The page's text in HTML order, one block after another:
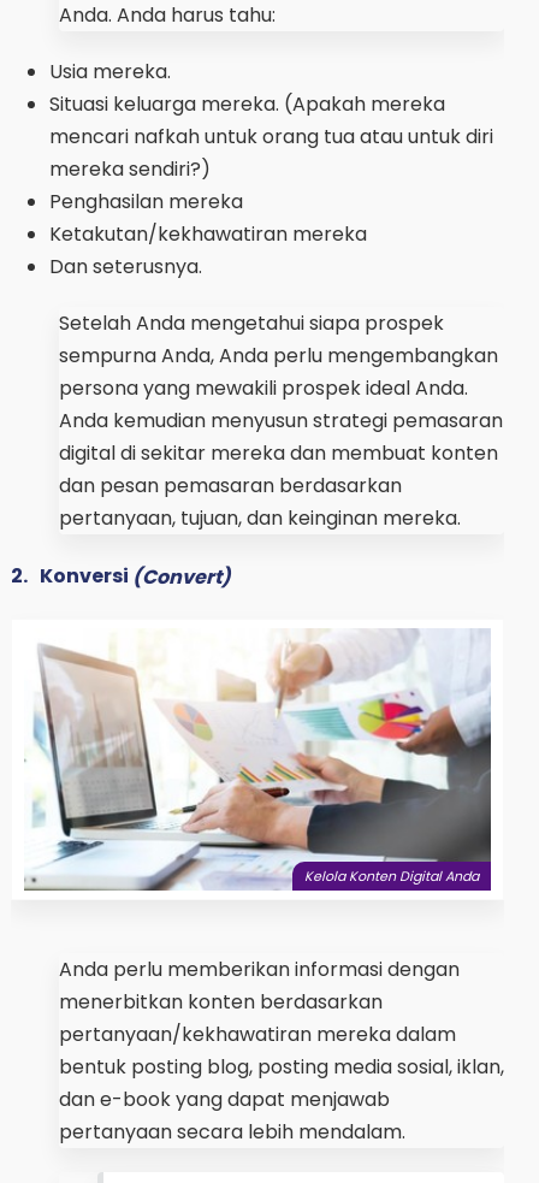
Anda. Anda harus tahu:
Usia mereka.
Situasi keluarga mereka. (Apakah mereka
mencari nafkah untuk orang tua atau untuk diri
mereka sendiri?)
Penghasilan mereka
Ketakutan/kekhawatiran mereka
Dan seterusnya.
Setelah Anda mengetahui siapa prospek
sempurna Anda, Anda perlu mengembangkan
persona yang mewakili prospek ideal Anda.
Anda kemudian menyusun strategi pemasaran
digital di sekitar mereka dan membuat konten
dan pesan pemasaran berdasarkan
pertanyaan, tujuan, dan keinginan mereka.
2. Konversi (Convert)
Kelola Konten Digital Anda
Anda perlu memberikan informasi dengan
menerbitkan konten berdasarkan
pertanyaan/kekhawatiran mereka dalam
bentuk posting blog, posting media sosial, iklan,
dan e-book yang dapat menjawab
pertanyaan secara lebih mendalam.